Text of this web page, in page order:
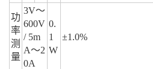
功
率
测
量
3V～
600V
/ 5m
A～2
0A
0.
1
W
±1.0%